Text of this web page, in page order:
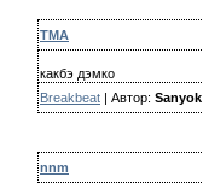
TMA
какбэ дэмко
Breakbeat | Автор: Sanyok
nnm